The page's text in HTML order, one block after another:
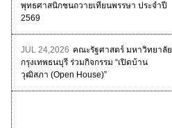
พุทธศาสนิกชนถวายเทียนพรรษา ประจำปี
2569
JUL 24,2026 คณะรัฐศาสตร์ มหาวิทยาลัย
กรุงเทพธนบุรี ร่วมกิจกรรม “เปิดบ้าน
วุฒิสภา (Open House)”